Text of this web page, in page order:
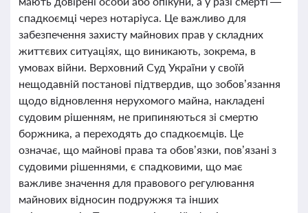
спадкоємці через нотаріуса. Це важливо для
забезпечення захисту майнових прав у складних
життєвих ситуаціях, що виникають, зокрема, в
умовах війни. Верховний Суд України у своїй
нещодавній постанові підтвердив, що зобов’язання
щодо відновлення нерухомого майна, накладені
судовим рішенням, не припиняються зі смертю
боржника, а переходять до спадкоємців. Це
означає, що майнові права та обов’язки, пов’язані з
судовими рішеннями, є спадковими, що має
важливе значення для правового регулювання
майнових відносин подружжя та інших